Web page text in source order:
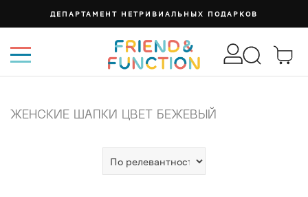
ДЕПАРТАМЕНТ НЕТРИВИАЛЬНЫХ ПОДАРКОВ
ЖЕНСКИЕ ШАПКИ ЦВЕТ БЕЖЕВЫЙ